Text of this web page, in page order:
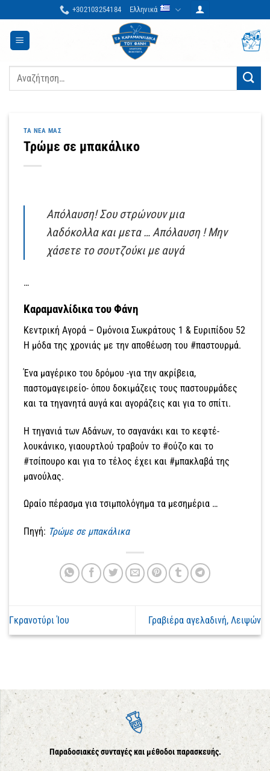
στο
περιεχόμενο
+302103254184 Ελληνικά
Αναζήτηση
ΤΑ ΝΈΑ ΜΑΣ
Τρώμε σε μπακάλικο
Απόλαυση! Σου στρώνουν μια
λαδόκολλα και μετα … Απόλαυση ! Μην
χάσετε το σουτζούκι με αυγά
…
Καραμανλίδικα του Φάνη
Κεντρική Αγορά – Ομόνοια Σωκράτους 1 & Ευριπίδου 52
H μόδα της χρονιάς με την αποθέωση του #παστουρμά.
Ένα μαγέρικο του δρόμου -για την ακρίβεια,
παστομαγειρείο- όπου δοκιμάζεις τους παστουρμάδες
και τα τηγανητά αυγά και αγοράζεις και για το σπίτι.
Η τηγανιά των Αδάνων, το σαγανάκι και το κεφτέ-
λουκάνικο, γιαουρτλού τραβούν το #ούζο και το
#τσίπουρο και για το τέλος έχει και #μπακλαβά της
μανούλας.
Ωραίο πέρασμα για τσιμπολόγημα τα μεσημέρια …
Πηγή: Τρώμε σε μπακάλικα
Γκρανοτύρι Ίου Γραβιέρα αγελαδινή, Λειψών
Παραδοσιακές συνταγές και μέθοδοι παρασκευής.